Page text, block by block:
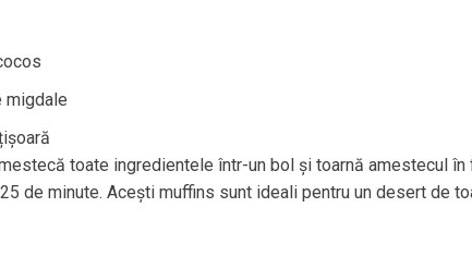
migdale
toate ingredientele într-un bol și toarnă amestecul
de minute. Acești muffins sunt ideali pentru un desert de